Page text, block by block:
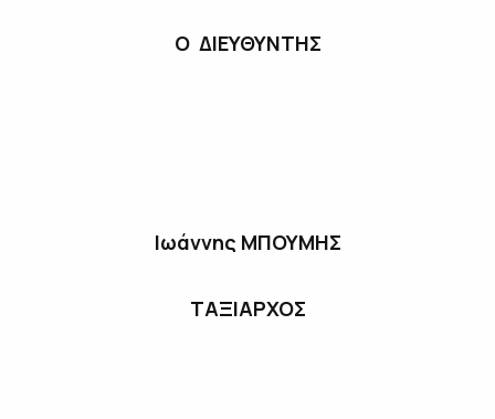
Ο ΔΙΕΥΘΥΝΤΗΣ
Ιωάννης ΜΠΟΥΜΗΣ
ΤΑΞΙΑΡΧΟΣ